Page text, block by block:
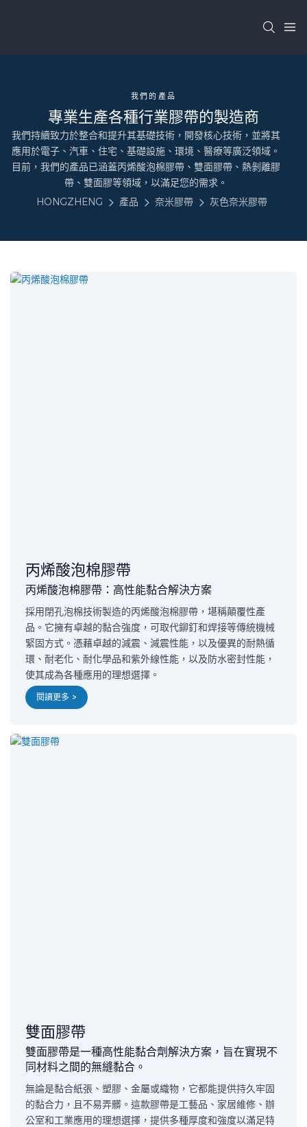
我們的產品
專業生產各種行業膠帶的製造商
我們持續致力於整合和提升其基礎技術，開發核心技術，並將其
應用於電子、汽車、住宅、基礎設施、環境、醫療等廣泛領域。
目前，我們的產品已涵蓋丙烯酸泡棉膠帶、雙面膠帶、熱剝離膠
帶、雙面膠等領域，以滿足您的需求。
HONGZHENG
產品 奈米膠帶 灰色奈米膠帶
丙烯酸泡棉膠帶
丙烯酸泡棉膠帶：高性能黏合解決方案
採用閉孔泡棉技術製造的丙烯酸泡棉膠帶，堪稱顛覆性產
品。它擁有卓越的黏合強度，可取代鉚釘和焊接等傳統機械
緊固方式。憑藉卓越的減震、減震性能，以及優異的耐熱循
環、耐老化、耐化學品和紫外線性能，以及防水密封性能，
使其成為各種應用的理想選擇。
閱讀更多 >
雙面膠帶
雙面膠帶是一種高性能黏合劑解決方案，旨在實現不
同材料之間的無縫黏合。
無論是黏合紙張、塑膠、金屬或織物，它都能提供持久牢固
的黏合力，且不易弄髒。這款膠帶是工藝品、家居維修、辦
公室和工業應用的理想選擇，提供多種厚度和強度以滿足特